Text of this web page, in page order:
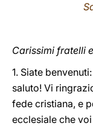
Carissimi fratelli
1. Siate
saluto! Vi
fede cristiana, e
ecclesiale che